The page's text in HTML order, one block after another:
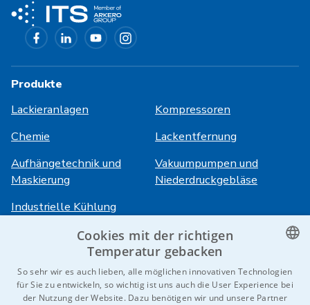
Produkte
Lackieranlagen
Kompressoren
Chemie
Lackentfernung
Aufhängetechnik und
Maskierung
Vakuumpumpen und
Niederdruckgebläse
Industrielle Kühlung
Dienstleistungen
Über ITS
Anmeldung
HiVision
Technische Datenblätter
CZECH
Cookies mit der richtigen
Temperatur gebacken
So sehr wir es auch lieben, alle möglichen innovativen Technologien
für Sie zu entwickeln, so wichtig ist uns auch die User Experience bei
der Nutzung der Website. Dazu benötigen wir und unsere Partner